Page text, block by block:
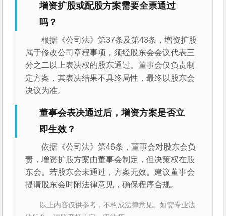
增资扩股或配股方案需要全票通过
吗？
根据《公司法》第37条及第43条，增资扩股
属于修改公司章程事项，须经股东会会议代表三
分之二以上表决权的股东通过。董事会仅负责制
定方案，其表决结果不具终局性，最终以股东会
决议为准。
董事会表决通过后，增资方案是否立
即生效？
依据《公司法》第46条，董事会对股东会负
责，增资扩股方案由董事会制定，但决策权在股
东会。若股东会未通过，方案无效。建议董事会
提请股东会时附法律意见，确保程序合规。
以上内容仅供参考，不构成法律意见。如需专业法